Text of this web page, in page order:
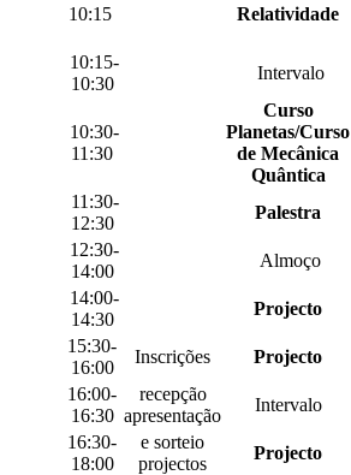
10:15
Relatividade
10:15-
10:30
Intervalo
10:30-
11:30
Curso
Planetas/Curso
de Mecânica
Quântica
11:30-
12:30
Palestra
12:30-
14:00
Almoço
14:00-
14:30
Projecto
15:30-
16:00
Inscrições Projecto
16:00-
16:30
recepção
apresentação
Intervalo
16:30-
18:00
e sorteio
projectos
Projecto